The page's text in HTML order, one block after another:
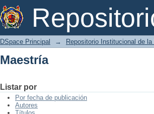
Maestría
DSpace Principal → Repositorio Institucional de
Maestría
Listar por
Por fecha de publicación
Autores